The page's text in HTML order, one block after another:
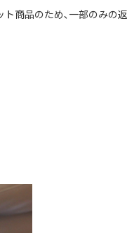
商品のため､一部のみの